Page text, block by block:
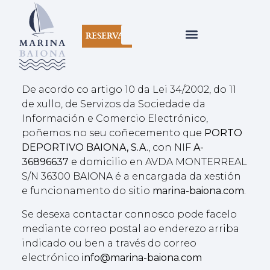
RESERVAS
De acordo co artigo 10 da Lei 34/2002, do 11
de xullo, de Servizos da Sociedade da
Información e Comercio Electrónico,
poñemos no seu coñecemento que PORTO
DEPORTIVO BAIONA, S.A., con NIF A-
36896637 e domicilio en AVDA MONTERREAL
S/N 36300 BAIONA é a encargada da xestión
e funcionamento do sitio marina-baiona.com.
Se desexa contactar connosco pode facelo
mediante correo postal ao enderezo arriba
indicado ou ben a través do correo
electrónico info@marina-baiona.com